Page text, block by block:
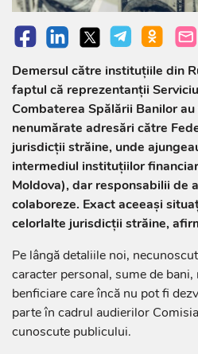
Demersul către instituțiile din
faptul că reprezentanții
Combaterea Spălării Banilor
nenumărate adresări către
jurisdicții străine, unde
intermediul instituțiilor
Moldova), dar responsabilii de
colaboreze. Exact aceeași
celorlalte jurisdicții străine,
Pe lângă detaliile noi,
caracter personal, sume de
benficiare care încă nu pot fi
parte în cadrul audierilor
cunoscute publicului.